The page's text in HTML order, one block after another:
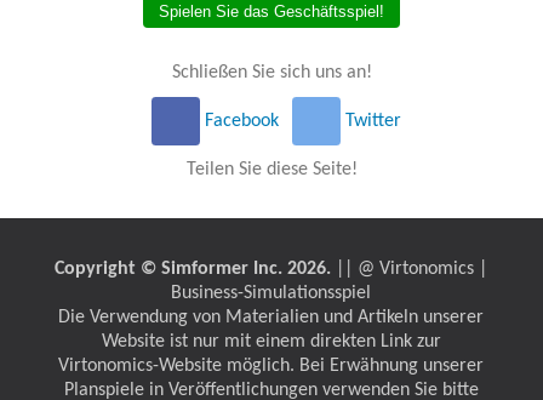
Spielen Sie das Geschäftsspiel!
Schließen Sie sich uns an!
Facebook Twitter
Teilen Sie diese Seite!
Copyright © Simformer Inc. 2026. || @ Virtonomics |
Business-Simulationsspiel
Die Verwendung von Materialien und Artikeln unserer
Website ist nur mit einem direkten Link zur
Virtonomics-Website möglich. Bei Erwähnung unserer
Planspiele in Veröffentlichungen verwenden Sie bitte